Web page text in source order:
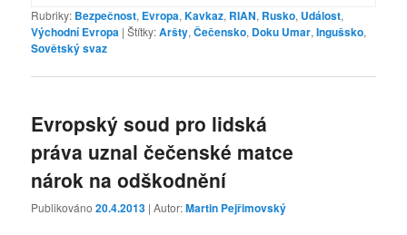
Rubriky: Bezpečnost, Evropa,Kavkaz, RIAN, Rusko, Událost,
Východní Evropa |Štítky:Aršty,Čečensko, Doku Umar,Ingušsko,
Sovětský svaz
Evropský soud pro lidská
práva uznal čečenské matce
nárok na odškodnění
Publikováno20.4.2013 | Autor:Martin Pejřimovský